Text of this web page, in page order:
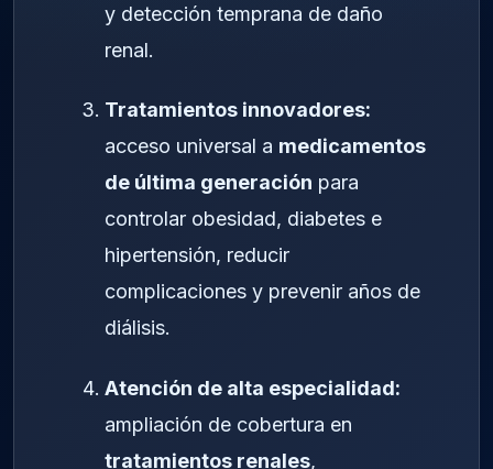
y detección temprana de daño
renal.
Tratamientos innovadores:
acceso universal a medicamentos
de última generación para
controlar obesidad, diabetes e
hipertensión, reducir
complicaciones y prevenir años de
diálisis.
Atención de alta especialidad:
ampliación de cobertura en
tratamientos renales,